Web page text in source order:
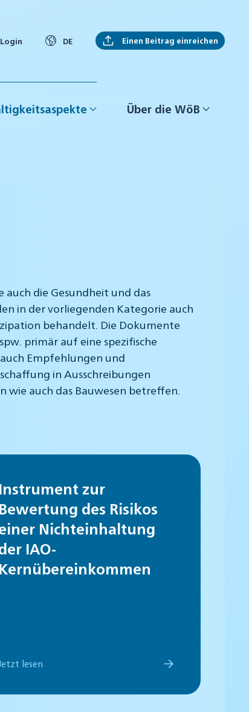
Login DE Einen Beitrag einreichen
Über die WöB
die Gesundheit und das
in der vorliegenden Kategorie auch
behandelt. Die Dokumente
primär auf eine spezifische
Empfehlungen und
in Ausschreibungen
auch das Bauwesen betreffen.
Instrument zur
Bewertung des Risikos
Nichteinhaltung
IAO-
Kernübereinkommen
Jetzt lesen